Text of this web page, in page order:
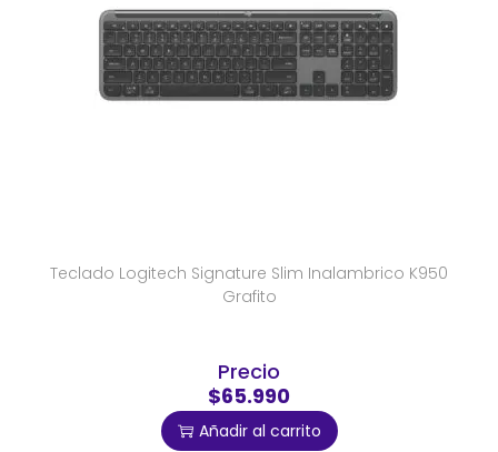
Teclado Logitech Signature Slim Inalambrico K950
Grafito
Precio
$65.990
Añadir al carrito